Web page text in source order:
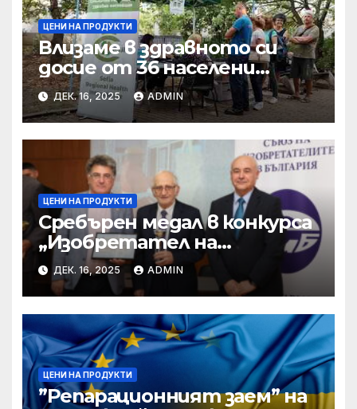
ЦЕНИ НА ПРОДУКТИ
Влизаме в здравното си
досие от 36 населени
места • МЗ
ДЕК. 16, 2025 ADMIN
ЦЕНИ НА ПРОДУКТИ
Сребърен медал в конкурса
„Изобретател на
годината“ за учени от БАН
ДЕК. 16, 2025 ADMIN
ЦЕНИ НА ПРОДУКТИ
”Репарационният заем” на